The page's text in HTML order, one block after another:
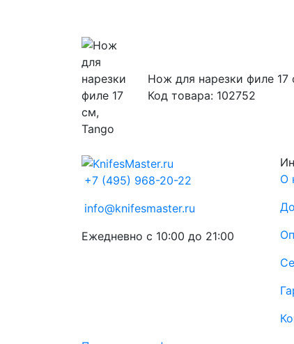
Нож для нарезки филе 17
Код товара: 102752
+7 (495) 968-20-22
info@knifesmaster.ru
Ежедневно с 10:00 до 21:00
О